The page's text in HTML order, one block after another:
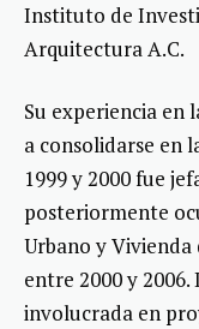
Instituto de
Arquitectura A.C.
Su experiencia en
a consolidarse en
1999 y 2000 fue
posteriormente
Urbano y
entre 2000 y
involucrada en